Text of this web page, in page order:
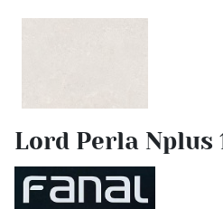
Lord Perla Nplus